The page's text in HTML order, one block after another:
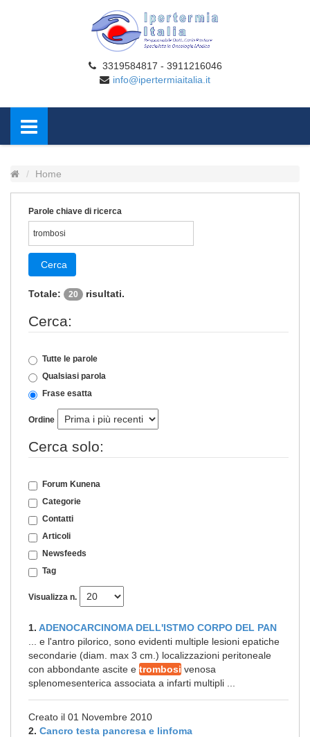
3319584817 - 3911216046
info@ipertermiaitalia.it
Home
Parole chiave di ricerca
Cerca
Totale: 20 risultati.
Cerca:
Tutte le parole
Qualsiasi parola
Frase esatta
Ordine
Cerca solo:
Forum Kunena
Categorie
Contatti
Articoli
Newsfeeds
Tag
Visualizza n.
1. ADENOCARCINOMA DELL'ISTMO CORPO DEL PAN
... e l'antro pilorico, sono evidenti multiple lesioni epatiche
secondarie (diam. max 3 cm.) localizzazioni peritoneale
con abbondante ascite e trombosi venosa
splenomesenterica associata a infarti multipli ...
Creato il 01 Novembre 2010
2. Cancro testa pancresa e linfoma